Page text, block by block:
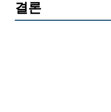
결론